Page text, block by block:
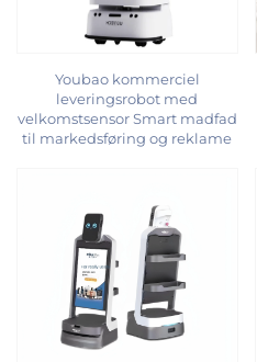
Youbao kommerciel
leveringsrobot med
velkomstsensor Smart madfad
til markedsføring og reklame